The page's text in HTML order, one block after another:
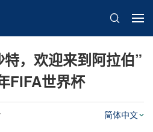
，欢迎来到阿拉伯”
FIFA世界杯
简体中文